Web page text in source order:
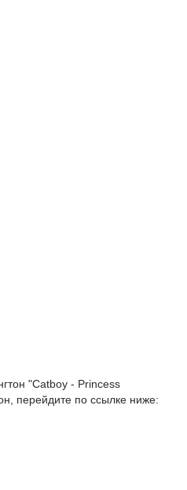
"Catboy - Princess
перейдите по ссылке ниже: